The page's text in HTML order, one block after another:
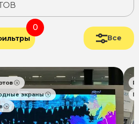
0
Все
экраны